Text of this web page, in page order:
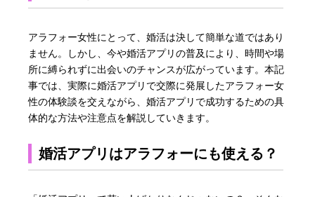
アラフォー女性にとって、婚活は決して簡単な道ではあり
ません。しかし、今や婚活アプリの普及により、時間や場
所に縛られずに出会いのチャンスが広がっています。本記
事では、実際に婚活アプリで交際に発展したアラフォー女
性の体験談を交えながら、婚活アプリで成功するための具
体的な方法や注意点を解説していきます。
婚活アプリはアラフォーにも使える？